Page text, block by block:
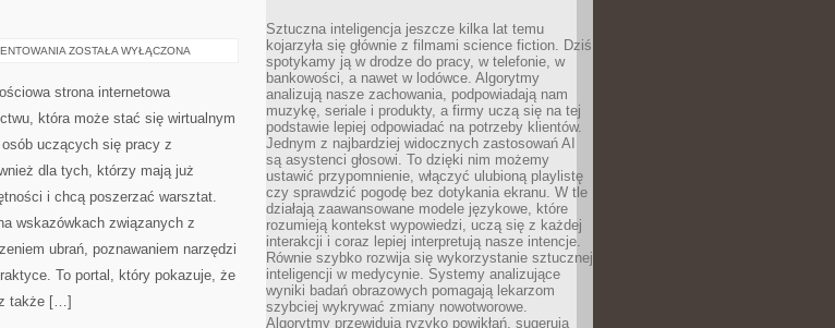
MASZYNY
ZOSTAŁA WYŁĄCZONA
strona internetowa
która może stać się wirtualnym
uczących się pracy z
dla tych, którzy mają już
i chcą poszerzać warsztat.
wskazówkach związanych z
ubrań, poznawaniem narzędzi
To portal, który pokazuje, że
także […]
Sztuczna inteligencja jeszcze kilka lat temu
kojarzyła się głównie z filmami science fiction. Dziś
spotykamy ją w drodze do pracy, w telefonie, w
bankowości, a nawet w lodówce. Algorytmy
analizują nasze zachowania, podpowiadają nam
muzykę, seriale i produkty, a firmy uczą się na tej
podstawie lepiej odpowiadać na potrzeby klientów.
Jednym z najbardziej widocznych zastosowań AI
są asystenci głosowi. To dzięki nim możemy
ustawić przypomnienie, włączyć ulubioną playlistę
czy sprawdzić pogodę bez dotykania ekranu. W tle
działają zaawansowane modele językowe, które
rozumieją kontekst wypowiedzi, uczą się z każdej
interakcji i coraz lepiej interpretują nasze intencje.
Równie szybko rozwija się wykorzystanie sztucznej
inteligencji w medycynie. Systemy analizujące
wyniki badań obrazowych pomagają lekarzom
szybciej wykrywać zmiany nowotworowe.
Algorytmy przewidują ryzyko powikłań, sugerują